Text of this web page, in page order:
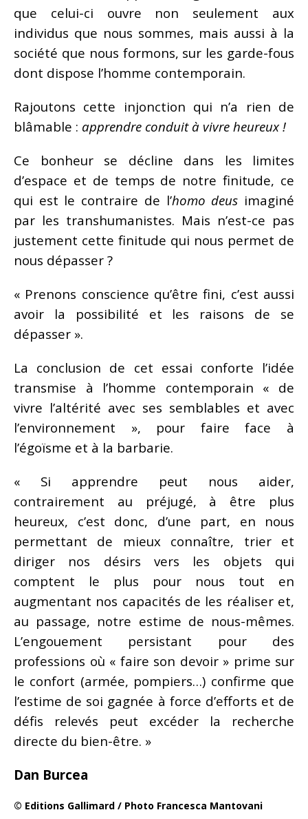
que celui-ci ouvre non seulement aux
individus que nous sommes, mais aussi à la
société que nous formons, sur les garde-fous
dont dispose l’homme contemporain.
Rajoutons cette injonction qui n’a rien de
blâmable : apprendre conduit à vivre heureux !
Ce bonheur se décline dans les limites
d’espace et de temps de notre finitude, ce
qui est le contraire de l’homo deus imaginé
par les transhumanistes. Mais n’est-ce pas
justement cette finitude qui nous permet de
nous dépasser ?
« Prenons conscience qu’être fini, c’est aussi
avoir la possibilité et les raisons de se
dépasser ».
La conclusion de cet essai conforte l’idée
transmise à l’homme contemporain « de
vivre l’altérité avec ses semblables et avec
l’environnement », pour faire face à
l’égoïsme et à la barbarie.
« Si apprendre peut nous aider,
contrairement au préjugé, à être plus
heureux, c’est donc, d’une part, en nous
permettant de mieux connaître, trier et
diriger nos désirs vers les objets qui
comptent le plus pour nous tout en
augmentant nos capacités de les réaliser et,
au passage, notre estime de nous-mêmes.
L’engouement persistant pour des
professions où « faire son devoir » prime sur
le confort (armée, pompiers…) confirme que
l’estime de soi gagnée à force d’efforts et de
défis relevés peut excéder la recherche
directe du bien-être. »
Dan Burcea
© Editions Gallimard / Photo Francesca Mantovani